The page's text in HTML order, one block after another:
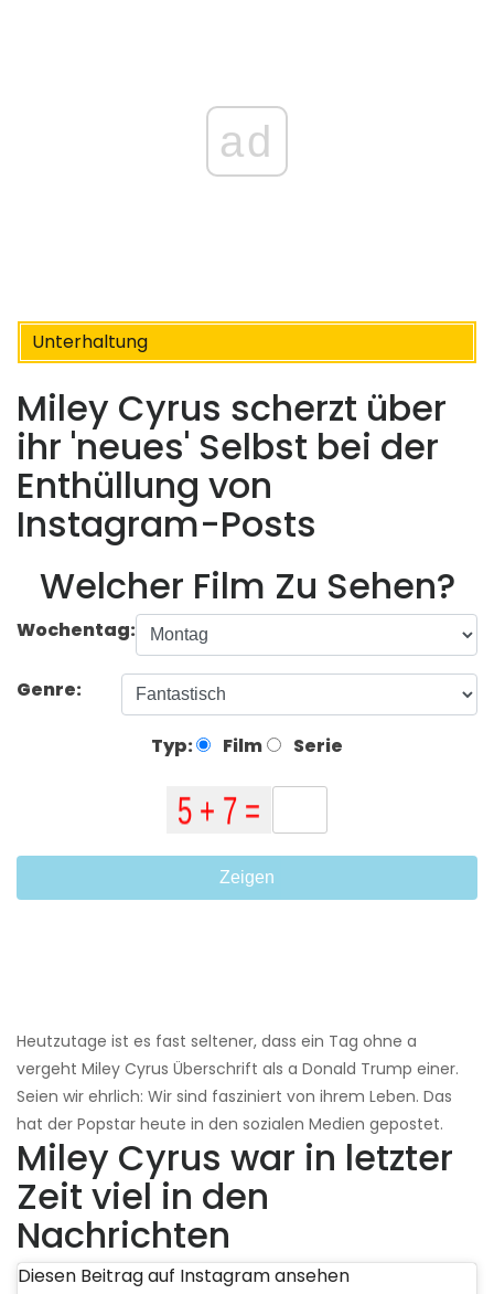
ad
Unterhaltung
Miley Cyrus scherzt über
ihr 'neues' Selbst bei der
Enthüllung von
Instagram-Posts
Welcher Film Zu Sehen?
Wochentag:
Genre:
Typ: Film Serie
Zeigen
Heutzutage ist es fast seltener, dass ein Tag ohne a
vergeht Miley Cyrus Überschrift als a Donald Trump einer.
Seien wir ehrlich: Wir sind fasziniert von ihrem Leben. Das
hat der Popstar heute in den sozialen Medien gepostet.
Miley Cyrus war in letzter
Zeit viel in den
Nachrichten
Diesen Beitrag auf Instagram ansehen